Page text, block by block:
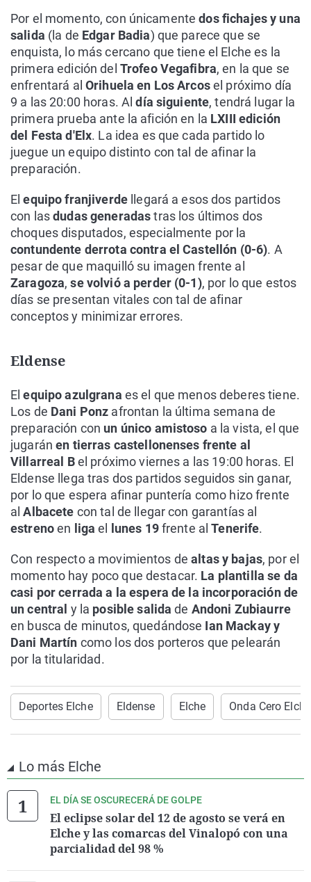
Por el momento, con únicamente dos fichajes y una
salida (la de Edgar Badia) que parece que se
enquista, lo más cercano que tiene el Elche es la
primera edición del Trofeo Vegafibra, en la que se
enfrentará al Orihuela en Los Arcosel próximo día
9 a las 20:00 horas. Aldía siguiente, tendrá lugar la
primera prueba ante la afición en la LXIII edición
del Festa d'Elx. La idea es que cada partido lo
juegue un equipo distinto con tal de afinar la
preparación.
Elequipo franjiverde llegará a esos dos partidos
con lasdudas generadastras los últimos dos
choques disputados, especialmente por la
contundente derrota contra el Castellón (0-6). A
pesar de que maquilló su imagen frente al
Zaragoza, se volvió a perder (0-1), por lo que estos
días se presentan vitales con tal de afinar
conceptos y minimizar errores.
Eldense
Elequipo azulgrana es el que menos deberes tiene.
Los de Dani Ponz afrontan la última semana de
preparación con un único amistoso a la vista, el que
jugaránen tierras castellonenses frente al
Villarreal Bel próximo viernes a las 19:00 horas. El
Eldense llega tras dos partidos seguidos sin ganar,
por lo que espera afinar puntería como hizo frente
alAlbacete con tal de llegar con garantías al
estrenoen ligael lunes 19frente alTenerife.
Con respecto a movimientos dealtas y bajas, por el
momento hay poco que destacar. La plantilla se da
casi por cerrada a la espera de la incorporación de
un central y la posible salidade Andoni Zubiaurre
en busca de minutos, quedándose Ian Mackay y
Dani Martín como los dos porteros que pelearán
por la titularidad.
Deportes Elche Eldense Elche Onda Cero Elche
Lo más Elche
EL DÍA SE OSCURECERÁ DE GOLPE
El eclipse solar del 12 de agosto se verá en
Elche y las comarcas del Vinalopó con una
parcialidad del 98 %